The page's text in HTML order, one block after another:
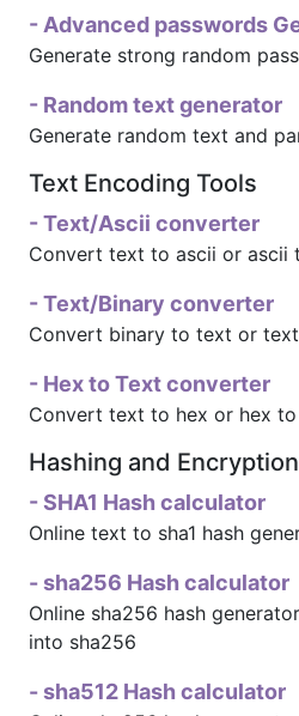
- Advanced passwords
Generate strong random
- Random text generator
Generate random text and
Text Encoding Tools
- Text/Ascii converter
Convert text to ascii or ascii
- Text/Binary converter
Convert binary to text or
- Hex to Text converter
Convert text to hex or hex
Hashing and
- SHA1 Hash calculator
Online text to sha1 hash
- sha256 Hash calculator
Online sha256 hash
into sha256
- sha512 Hash calculator